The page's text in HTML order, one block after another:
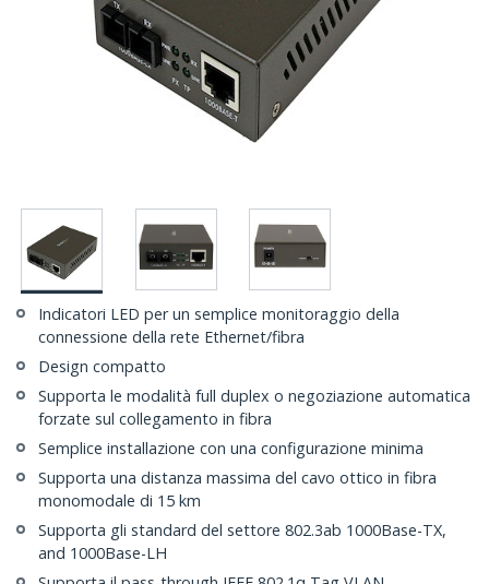
Indicatori LED per un semplice monitoraggio della
connessione della rete Ethernet/fibra
Design compatto
Supporta le modalità full duplex o negoziazione automatica
forzate sul collegamento in fibra
Semplice installazione con una configurazione minima
Supporta una distanza massima del cavo ottico in fibra
monomodale di 15 km
Supporta gli standard del settore 802.3ab 1000Base-TX,
and 1000Base-LH